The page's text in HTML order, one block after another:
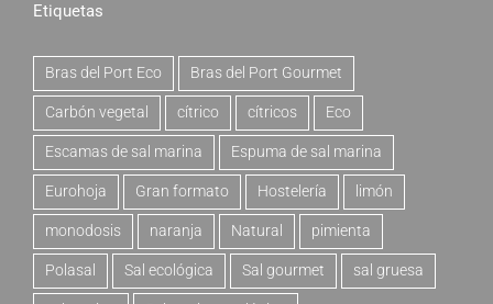
Etiquetas
Bras del Port Eco Bras del Port Gourmet
Carbón vegetal cítrico cítricos Eco
Escamas de sal marina Espuma de sal marina
Eurohoja Gran formato Hostelería limón
monodosis naranja Natural pimienta
Polasal Sal ecológica Sal gourmet sal gruesa